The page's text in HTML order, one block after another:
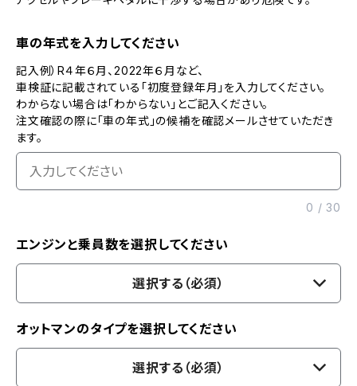
車の年式を入力してください
記入例）R４年６月、2022年６月など、
車検証に記載されている「初度登録年月」を入力してください。
わからない場合は「わからない」とご記入ください。
注文確認の際に「車の年式」の候補を確認メールさせていただき
ます。
0 /30
エンジンと乗員数を選択してください
選択する（必須）
オットマンのタイプを選択してください
選択する（必須）